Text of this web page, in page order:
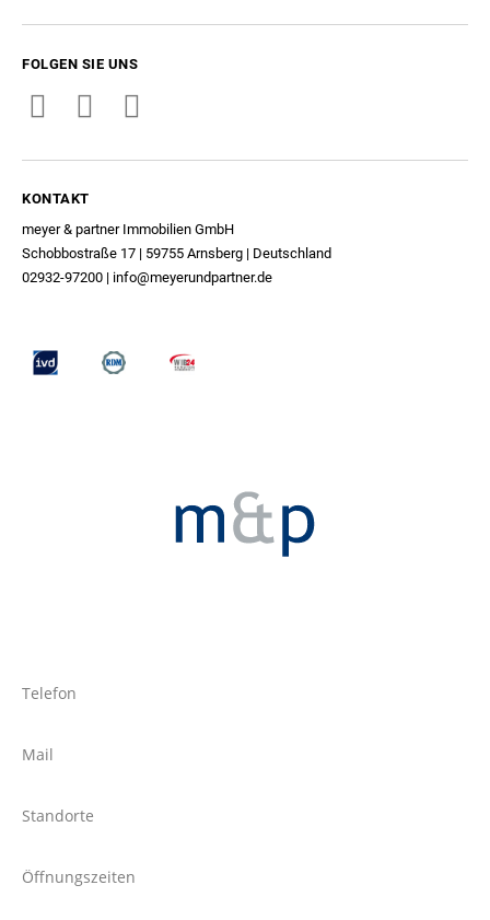
FOLGEN SIE UNS
KONTAKT
meyer & partner Immobilien GmbH
Schobbostraße 17 | 59755 Arnsberg | Deutschland
02932-97200 | info@meyerundpartner.de
Telefon
Mail
Standorte
Öffnungszeiten